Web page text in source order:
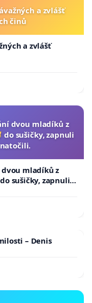
a zvlášť
činů
a zvlášť
dvou mladíků z
sušičky, zapnuli
mladíků z
sušičky, zapnuli ji
– Denis